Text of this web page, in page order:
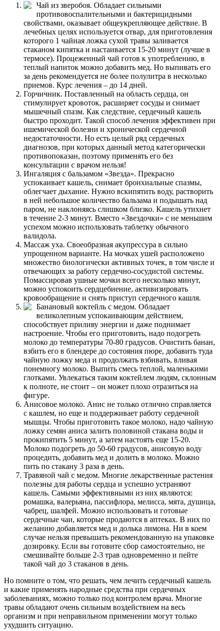
Чай из зверобоя. Обладает сильными
противовоспалительными и бактерицидными
свойствами, оказывает общеукрепляющее действие. В
лечебных целях используется отвар, для приготовления
которого 1 чайная ложка сухой травы заливается
стаканом кипятка и настаивается 15-20 минут (лучше в
термосе). Процеженный чай готов к употреблению, в
теплый напиток можно добавить мед. Но выпивать его
за день рекомендуется не более полулитра в несколько
приемов. Курс лечения – до 14 дней.
Горчичник. Поставленный на область сердца, он
стимулирует кровоток, расширяет сосуды и снимает
мышечный спазм. Как следствие, сердечный кашель
быстро проходит. Такой способ лечения эффективен при
ишемической болезни и хронической сердечной
недостаточности. Но есть целый ряд сердечных
диагнозов, при которых данный метод категорически
противопоказан, поэтому применять его без
консультации с врачом нельзя!
Ингаляция с бальзамом «Звезда». Прекрасно
успокаивает кашель, снимает бронхиальные спазмы,
облегчает дыхание. Нужно вскипятить воду, растворить
в ней небольшое количество бальзама и подышать над
паром, не наклоняясь слишком близко. Кашель утихнет
в течение 2-3 минут. Вместо «Звездочки» с не меньшим
успехом можно использовать таблетку обычного
валидола.
Массаж уха. Своеобразная акупрессура в сильно
упрощенном варианте. На мочках ушей расположено
множество биологически активных точек, в том числе и
отвечающих за работу сердечно-сосудистой системы.
Помассировав ушные мочки всего несколько минут,
можно успокоить сердцебиение, активизировать
кровообращение и снять приступ сердечного кашля.
Банановый коктейль с медом. Обладает
великолепным успокаивающим действием,
способствует приливу энергии и даже поднимает
настроение. Чтобы его приготовить, надо подогреть
молоко до температуры 70-80 градусов. Очистить банан,
взбить его в блендере до состояния пюре, добавить туда
чайную ложку меда и продолжать взбивать, вливая
понемногу молоко. Выпить смесь теплой, маленькими
глотками. Увлекаться таким коктейлем людям, склонным
к полноте, не стоит – он может плохо отразиться на
фигуре.
Анисовое молоко. Анис не только отлично справляется
с кашлем, но еще и поддерживает работу сердечной
мышцы. Чтобы приготовить такое молоко, надо чайную
ложку семян аниса залить половиной стакана воды и
прокипятить 5 минут, а затем настоять еще 15-20.
Молоко подогреть до 50-60 градусов, анисовую воду
процедить, добавить мед и долить в молоко. Можно
пить по стакану 3 раза в день.
Травяной чай с медом. Многие лекарственные растения
полезны для работы сердца и успешно устраняют
кашель. Самыми эффективными из них являются:
ромашка, валерьяна, пассифлора, мелисса, мята, душица,
чабрец, шалфей. Можно использовать и готовые
сердечные чаи, которые продаются в аптеках. В них по
желанию добавляется мед и долька лимона. Ни в коем
случае нельзя превышать рекомендованную на упаковке
дозировку. Если вы готовите сбор самостоятельно, не
смешивайте больше 2-3 трав одновременно и пейте
такой чай до 3 стаканов в день.
Но помните о том, что решать, чем лечить сердечный кашель
и какие применять народные средства при сердечных
заболеваниях, можно только под контролем врача. Многие
травы обладают очень сильным воздействием на весь
организм и при неправильном применении могут только
ухудшить ситуацию.